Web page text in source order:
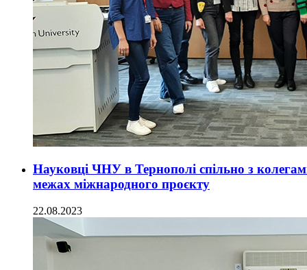
Науковці ЧНУ в Тернополі спільно з
межах міжнародного проєкту
22.08.2023